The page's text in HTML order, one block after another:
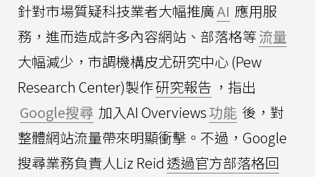
針對市場質疑科技業者大幅推廣AI 應用服
務，進而造成許多內容網站、部落格等流量
大幅減少，市調機構皮尤研究中心 (Pew
Research Center)製作研究報告 ，指出
Google搜尋 加入AI Overviews功能 後，對
整體網站流量帶來明顯衝擊。不過，Google
搜尋業務負責人Liz Reid 透過官方部落格回